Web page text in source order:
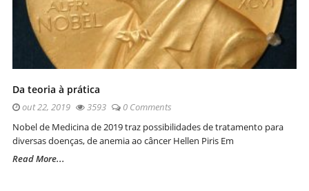
Da teoria à prática
out 22, 2019 3593
0 Comments
Nobel de Medicina de 2019 traz possibilidades de tratamento para
diversas doenças, de anemia ao câncer Hellen Piris Em
Read More...